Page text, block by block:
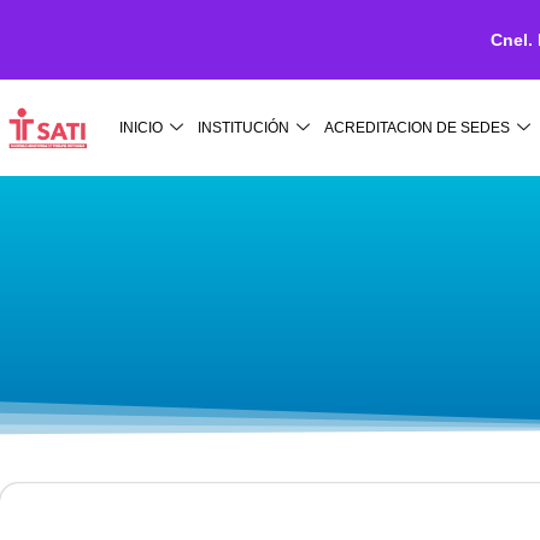
al
contenido
INICIO INSTITUCIÓN ACREDITACION DE SEDES
Cnel.